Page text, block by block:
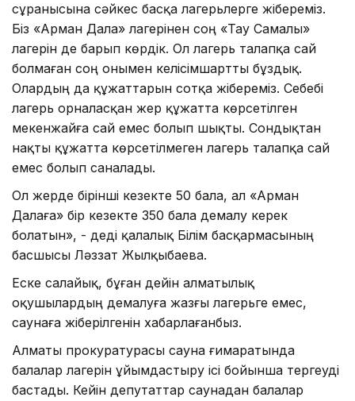
сұранысына сәйкес басқа лагерьлерге жібереміз.
Біз «Арман Дала» лагерінен соң «Тау Самалы»
лагерін де барып көрдік. Ол лагерь талапқа сай
болмаған соң онымен келісімшартты бұздық.
Олардың да құжаттарын сотқа жібереміз. Себебі
лагерь орналасқан жер құжатта көрсетілген
мекенжайға сай емес болып шықты. Сондықтан
нақты құжатта көрсетілмеген лагерь талапқа сай
емес болып саналады.
Ол жерде бірінші кезекте 50 бала, ал «Арман
Далаға» бір кезекте 350 бала демалу керек
болатын», - деді қалалық Білім басқармасының
басшысы Ләззат Жылқыбаева.
Еске салайық, бұған дейін алматылық
оқушылардың демалуға жазғы лагерьге емес,
саунаға жіберілгенін хабарлағанбыз.
Алматы прокуратурасы сауна ғимаратында
балалар лагерін ұйымдастыру ісі бойынша тергеуді
бастады. Кейін депутаттар саунадан балалар